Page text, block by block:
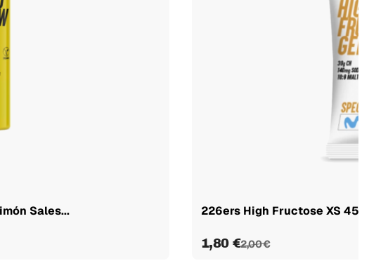
Sales... 226ers High Fructose XS
1,80 €2,00 €